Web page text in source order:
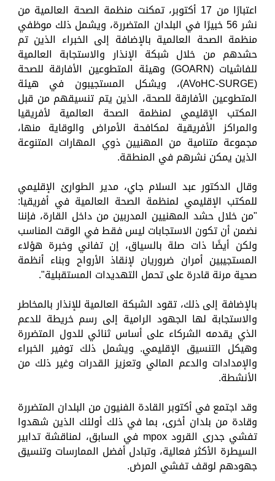
اعتبارًا من 17 أكتوبر، تمكنت منظمة الصحة العالمية من
نشر 56 خبيرًا في البلدان المتضررة، ويشمل ذلك موظفي
منظمة الصحة العالمية بالإضافة إلى الخبراء الذين تم
حشدهم من خلال شبكة الإنذار والاستجابة العالمية
للفاشيات (GOARN) وهيئة المتطوعين الأفارقة للصحة
(AVoHC-SURGE)، ويشكل المستجيبون في هيئة
المتطوعين الأفارقة للصحة، الذين يتم تنسيقهم من قبل
المكتب الإقليمي لمنظمة الصحة العالمية لأفريقيا
والمراكز الأفريقية لمكافحة الأمراض والوقاية منها،
مجموعة متنامية من المهنيين ذوي المهارات المتنوعة
الذين يمكن نشرهم في المنطقة.
وقال الدكتور عبد السلام جاي، مدير الطوارئ الإقليمي
للمكتب الإقليمي لمنظمة الصحة العالمية في أفريقيا:
"من خلال حشد المهنيين المدربين من داخل القارة، فإننا
نضمن أن تكون الاستجابات ليس فقط في الوقت المناسب
ولكن أيضًا ذات صلة بالسياق، إن تفاني وخبرة هؤلاء
المستجيبين أمران ضروريان لإنقاذ الأرواح وبناء أنظمة
صحية مرنة قادرة على تحمل التهديدات المستقبلية".
بالإضافة إلى ذلك، تقود الشبكة العالمية للإنذار بالمخاطر
والاستجابة لها الجهود الرامية إلى رسم خريطة للدعم
الذي يقدمه الشركاء على أساس ثنائي للدول المتضررة
وهيكل التنسيق الإقليمي. ويشمل ذلك توفير الخبراء
والإمدادات والدعم المالي وتعزيز القدرات وغير ذلك من
الأنشطة.
وقد اجتمع في أكتوبر القادة الفنيون من البلدان المتضررة
وقادة من بلدان أخرى، بما في ذلك أولئك الذين شهدوا
تفشي جدرى القرود mpox في السابق، لمناقشة تدابير
السيطرة الأكثر فعالية، وتبادل أفضل الممارسات وتنسيق
جهودهم لوقف تفشي المرض.